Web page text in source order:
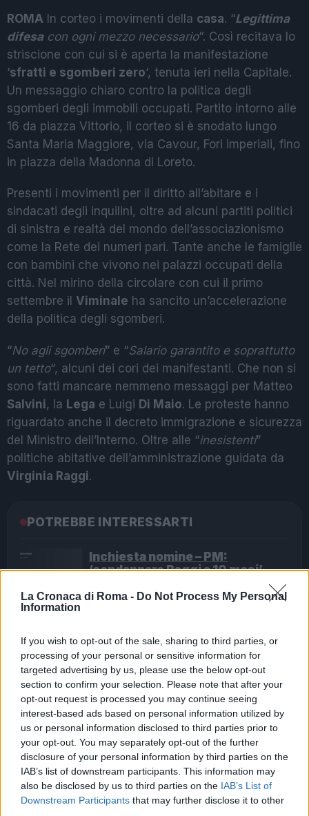
La Cronaca di Roma - Do Not Process My Personal
Information
If you wish to opt-out of the sale, sharing to third parties, or
processing of your personal or sensitive information for
targeted advertising by us, please use the below opt-out
section to confirm your selection. Please note that after your
opt-out request is processed you may continue seeing
interest-based ads based on personal information utilized by
us or personal information disclosed to third parties prior to
your opt-out. You may separately opt-out of the further
disclosure of your personal information by third parties on the
IAB’s list of downstream participants. This information may
also be disclosed by us to third parties on the IAB’s List of
Downstream Participants that may further disclose it to other
ROMA In corteo i movimenti della casa. “Legittima
difesacon ogni mezzo necessario“. Così recitava lo
striscione con cui si è aperta la manifestazione
‘sfratti e sgomberi zero‘, tenuta ieri nella Capitale.
Un messaggio chiaro contro la politica degli
sgomberi degli immobili occupati. Partito intorno alle
16 da piazza Vittorio, il corteo si è snodato lungo
Santa Maria Maggiore, via Cavour, Fori imperiali, fino
in piazza della Madonna di Loreto.
Presenti i movimenti per il diritto all’abitare e i
sindacati degli inquilini, oltre ad alcuni partiti politici
di sinistra e realtà del mondo dell’associazionismo
come la Rete dei numeri pari. Tante anche le famiglie
con bambini che vivono nei palazzi occupati della
città. Nel mirino della circolare con cui il primo
settembre il Viminale ha sancito un’accelerazione
della politica degli sgomberi.
“No agli sgomberi” e “Salario garantito e soprattutto
un tetto“, alcuni dei cori dei manifestanti. Che non si
sono fatti mancare nemmeno messaggi per Matteo
Salvini, la Lega e Luigi Di Maio. Le proteste hanno
riguardato anche il decreto immigrazione e sicurezza
del Ministro dell’Interno. Oltre alle “inesistenti”
politiche abitative dell’amministrazione guidata da
Virginia Raggi.
POTREBBE INTERESSARTI
Inchiesta nomine – PM:
‘condannare Raggi a 10 mesi ’
6 anni fa
Tutti i manifestanti, muniti di striscioni, bandiere e
cartelli, erano uniti da un solo pensiero: “Questa è
una manifestazione per il diritto all’abitare, per non
essere cancellati. Contro una politica che non
propone soluzioni e intanto si prepara a sgomberare
chi una casa se l’è trovata da solo per necessità. La
circolare Minniti imponeva di trovare delle alternative
prima di sgomberare. Ma queste alternative non le